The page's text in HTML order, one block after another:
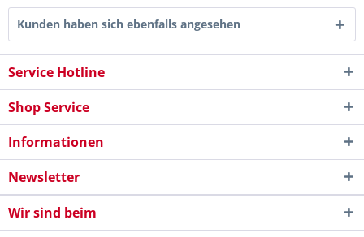
Kunden haben sich ebenfalls angesehen
Service Hotline
Shop Service
Informationen
Newsletter
Wir sind beim